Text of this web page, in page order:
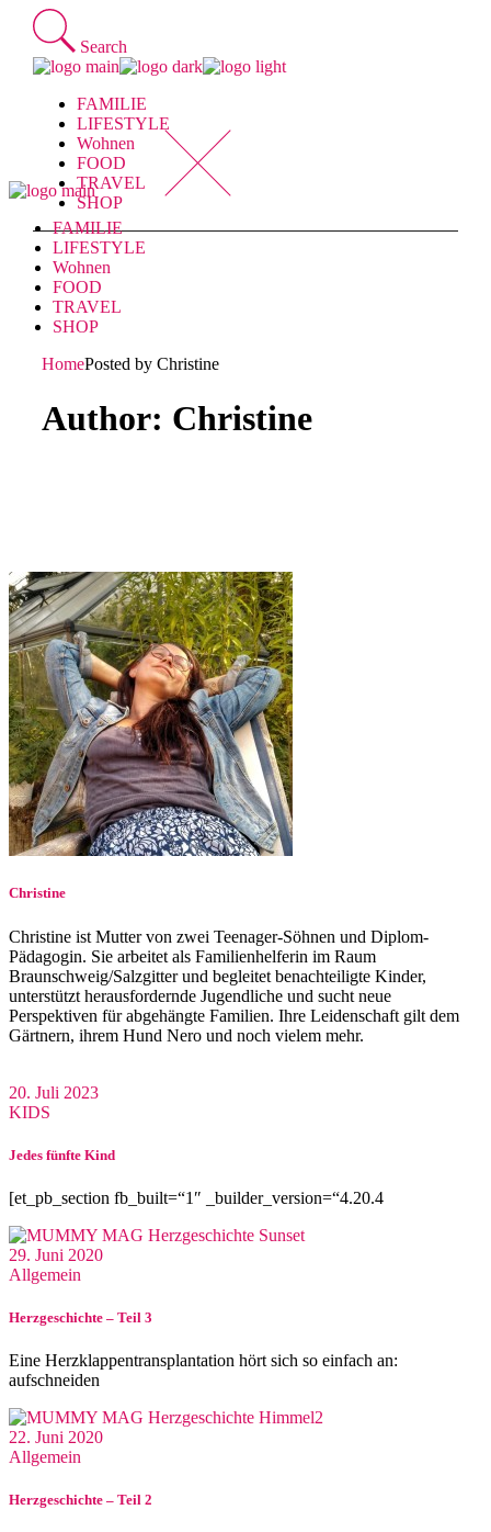
Skip
content
Search
FAMILIE
LIFESTYLE
Wohnen
FOOD
TRAVEL
SHOP
FAMILIE
LIFESTYLE
Wohnen
FOOD
TRAVEL
SHOP
HomePosted by Christine
Author: Christine
Christine
Christine ist Mutter von zwei Teenager-Söhnen und Diplom-
Pädagogin. Sie arbeitet als Familienhelferin im Raum
Braunschweig/Salzgitter und begleitet benachteiligte Kinder,
unterstützt herausfordernde Jugendliche und sucht neue
Perspektiven für abgehängte Familien. Ihre Leidenschaft gilt dem
Gärtnern, ihrem Hund Nero und noch vielem mehr.
20. Juli 2023
KIDS
Jedes fünfte Kind
[et_pb_section fb_built=“1″ _builder_version=“4.20.4
29. Juni 2020
Allgemein
Herzgeschichte – Teil 3
Eine Herzklappentransplantation hört sich so einfach an:
aufschneiden
22. Juni 2020
Allgemein
Herzgeschichte – Teil 2